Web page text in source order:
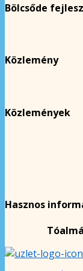
Bölcsőde
Közlemény
Közlemények
Hasznos